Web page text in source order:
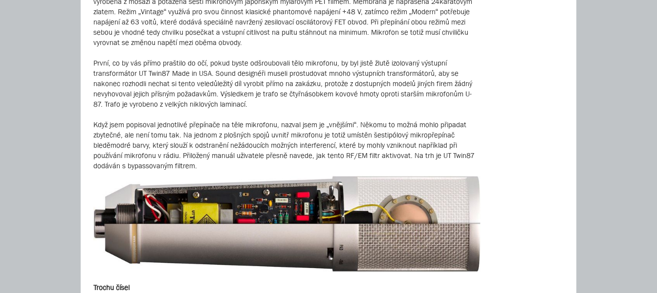
zlatem. Režim „Vintage“ využívá pro svou činnost klasické phantomové napájení +48 V, zatímco režim „Modern“ potřebuje
napájení až 63 voltů, které dodává speciálně navržený zesilovací oscilátorový FET obvod. Při přepínání obou režimů mezi
sebou je vhodné tedy chvilku posečkat a vstupní citlivost na pultu stáhnout na minimum. Mikrofon se totiž musí chviličku
vyrovnat se změnou napětí mezi oběma obvody.
První, co by vás přímo praštilo do očí, pokud byste odšroubovali tělo mikrofonu, by byl jistě žlutě izolovaný výstupní
transformátor UT Twin87 Made in USA. Sound designéři museli prostudovat mnoho výstupních transformátorů, aby se
nakonec rozhodli nechat si tento veledůležitý díl vyrobit přímo na zakázku, protože z dostupných modelů jiných firem žádný
nevyhovoval jejich přísným požadavkům. Výsledkem je trafo se čtyřnásobkem kovové hmoty oproti starším mikrofonům U-
87. Trafo je vyrobeno z velkých niklových laminací.
Když jsem popisoval jednotlivé přepínače na těle mikrofonu, nazval jsem je „vnějšími“. Někomu to možná mohlo připadat
zbytečné, ale není tomu tak. Na jednom z plošných spojů uvnitř mikrofonu je totiž umístěn šestipólový mikropřepínač
bleděmodré barvy, který slouží k odstranění nežádoucích možných interferencí, které by mohly vzniknout například při
používání mikrofonu v rádiu. Přiložený manuál uživatele přesně navede, jak tento RF/EM filtr aktivovat. Na trh je UT Twin87
dodáván s bypassovaným filtrem.
Trochu čísel